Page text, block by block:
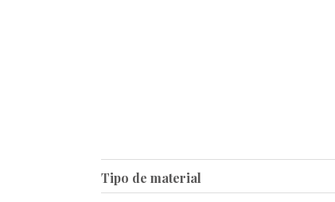
Tipo de material